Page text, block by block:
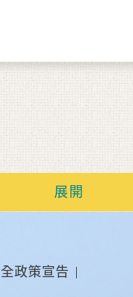
展開
政策宣告